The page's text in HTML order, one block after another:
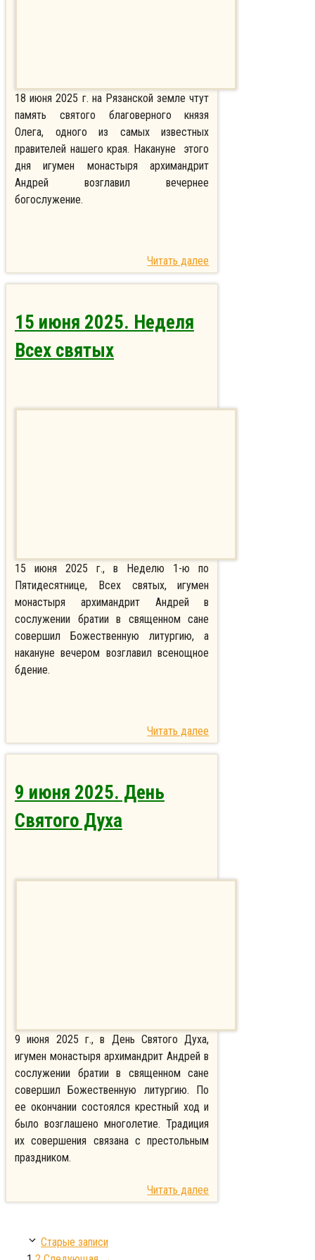
18 июня 2025 г. на Рязанской земле чтут
память святого благоверного князя
Олега, одного из самых известных
правителей нашего края. Накануне этого
дня игумен монастыря архимандрит
Андрей возглавил вечернее
богослужение.
Читать далее
15 июня 2025. Неделя
Всех святых
15 июня 2025 г., в Неделю 1-ю по
Пятидесятнице, Всех святых, игумен
монастыря архимандрит Андрей в
сослужении братии в священном сане
совершил Божественную литургию, а
накануне вечером возглавил всенощное
бдение.
Читать далее
9 июня 2025. День
Святого Духа
9 июня 2025 г., в День Святого Духа,
игумен монастыря архимандрит Андрей в
сослужении братии в священном сане
совершил Божественную литургию. По
ее окончании состоялся крестный ход и
было возглашено многолетие. Традиция
их совершения связана с престольным
праздником.
Читать далее
Старые записи